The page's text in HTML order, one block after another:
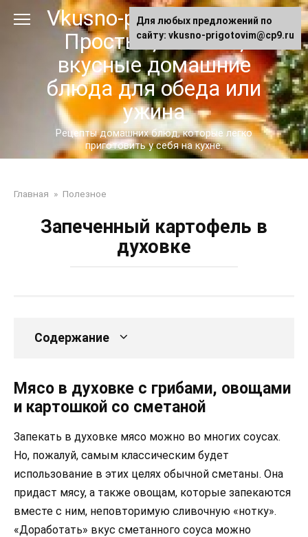
Vkusno-prigotovim.ru -
Простые, сытные,
вкусные домашние
блюда для обеда или
ужина
Рецепты домашних блюд, которые легко
приготовить у себя на кухне.
Главная » Полезное
Запеченный картофель в
духовке
Содержание
Мясо в духовке с грибами, овощами
и картошкой со сметаной
Запекать в духовке мясо можно во многих соусах.
Но, пожалуй, самым классическим будет
использование в этих целях обычной сметаны. Она
придаст мясу, а также овощам, которые запекаются
вместе с ним, неповторимую сливочную «нотку».
«Доработать» вкус сметанного соуса можно
Для любых предложений по
сайту: vkusno-prigotovim@cp9.ru